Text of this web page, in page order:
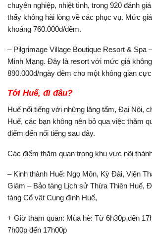
chuyên nghiệp, nhiệt tình, trong 920 đánh
thấy không hài lòng về các phục vụ. Mức
khoảng 760.000đ/đêm.
– Pilgrimage Village Boutique Resort & Spa
Minh Mạng. Đây là resort với mức giá
890.000đ/ngày đêm cho một không gian
Tới Huế, đi đâu?
Huế nổi tiếng với những lăng tẩm, Đại Nội,
Huế, các bạn không nên bỏ qua việc thăm
điểm đến nổi tiếng sau đây.
Các điểm thăm quan trong khu vực nội
– Kinh thành Huế: Ngọ Môn, Kỳ Đài, Viện
Giám – Bảo tàng Lịch sử Thừa Thiên Huế,
tàng Cổ vật Cung đình Huế,
+ Giờ tham quan: Mùa hè: Từ 6h30p đến
7h00p đến 17h00p